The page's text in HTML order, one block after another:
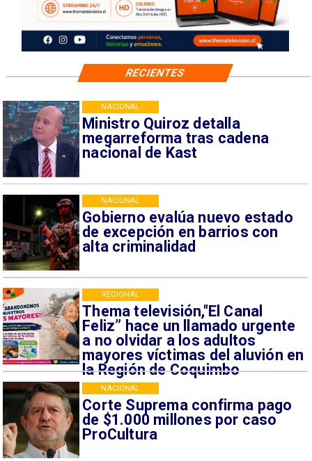
Ministro Quiroz detalla
megarreforma tras cadena
nacional de Kast
NACIONAL
Gobierno evalúa nuevo estado
de excepción en barrios con
alta criminalidad
NACIONAL
Thema televisión,"El Canal
Feliz” hace un llamado urgente
a no olvidar a los adultos
mayores víctimas del aluvión en
la Región de Coquimbo
REGIONAL
Corte Suprema confirma pago
de $1.000 millones por caso
ProCultura
NACIONAL
RECIENTES